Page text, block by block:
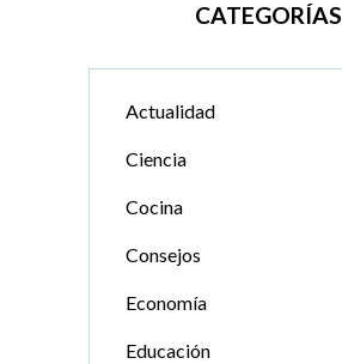
CATEGORÍAS
Actualidad
Ciencia
Cocina
Consejos
Economía
Educación